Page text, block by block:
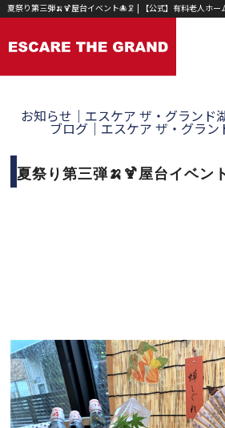
お知らせ｜エスケア ザ・グランド
ブログ｜エスケア ザ・グラン
夏祭り第三弾🍌🍹屋台イベン